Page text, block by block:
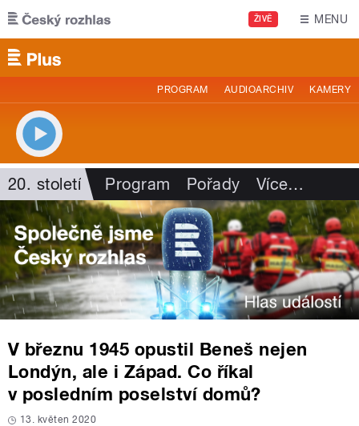
Přejít k hlavnímu obsahu
ŽIVĚ MENU
PROGRAM AUDIOARCHIV KAMERY
20. století Program Pořady Více…
V březnu 1945 opustil Beneš nejen
Londýn, ale i Západ. Co říkal
v posledním poselství domů?
13. květen 2020